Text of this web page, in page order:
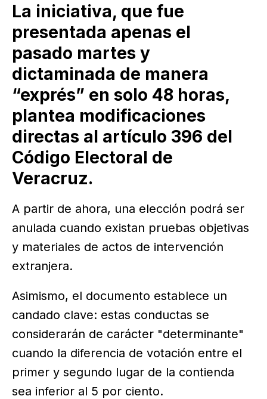
La iniciativa, que fue
presentada apenas el
pasado martes y
dictaminada de manera
“exprés” en solo 48 horas,
plantea modificaciones
directas al artículo 396 del
Código Electoral de
Veracruz.
A partir de ahora, una elección podrá ser
anulada cuando existan pruebas objetivas
y materiales de actos de intervención
extranjera.
Asimismo, el documento establece un
candado clave: estas conductas se
considerarán de carácter "determinante"
cuando la diferencia de votación entre el
primer y segundo lugar de la contienda
sea inferior al 5 por ciento.